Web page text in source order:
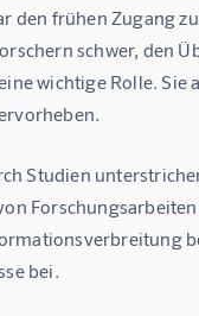
den frühen Zugang
schwer, den
wichtige Rolle.
Studien
bei.